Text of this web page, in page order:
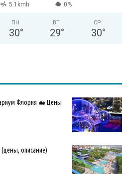
5.1kmh 0%
ПН
30°
ВТ
29°
СР
30°
Флория 🐋 Цены
описание)